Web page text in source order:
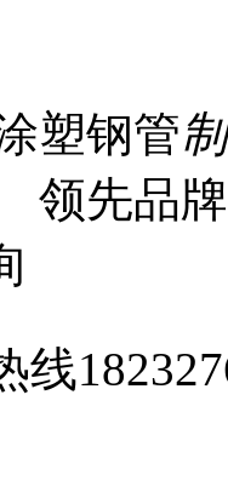
塑钢管
先品
线